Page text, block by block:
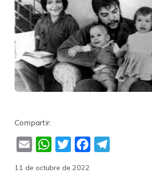
Compartir:
EmailWhatsApp
TwitterFacebook
11 de octubre de 2022